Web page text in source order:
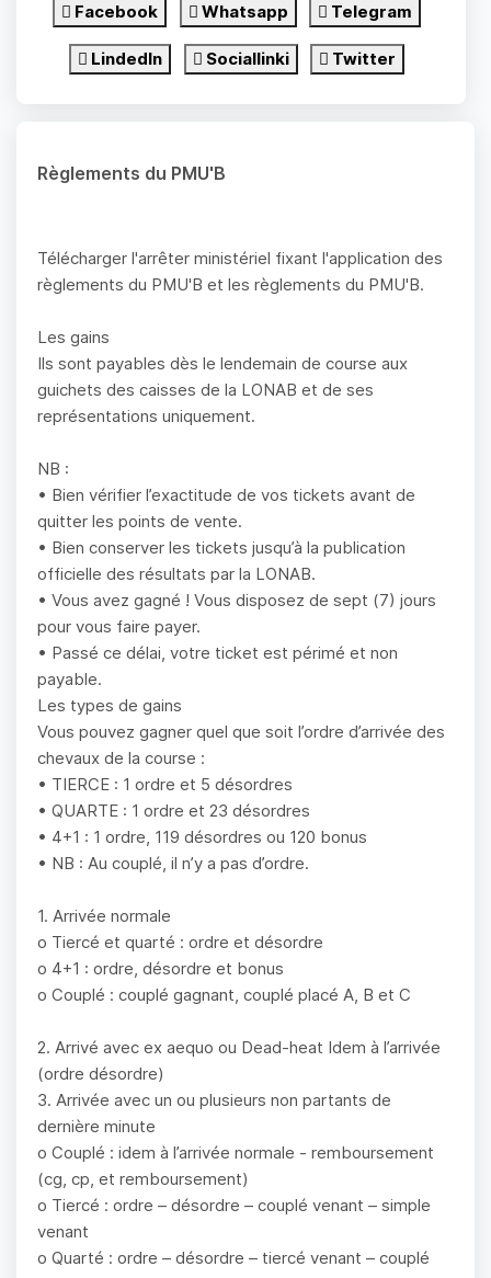
Facebook Whatsapp Telegram
LindedIn Sociallinki Twitter
Règlements du PMU'B
Télécharger l'arrêter ministériel fixant l'application des
règlements du PMU'B et les règlements du PMU'B.
Les gains
Ils sont payables dès le lendemain de course aux
guichets des caisses de la LONAB et de ses
représentations uniquement.
NB :
• Bien vérifier l’exactitude de vos tickets avant de
quitter les points de vente.
• Bien conserver les tickets jusqu’à la publication
officielle des résultats par la LONAB.
• Vous avez gagné ! Vous disposez de sept (7) jours
pour vous faire payer.
• Passé ce délai, votre ticket est périmé et non
payable.
Les types de gains
Vous pouvez gagner quel que soit l’ordre d’arrivée des
chevaux de la course :
• TIERCE : 1 ordre et 5 désordres
• QUARTE : 1 ordre et 23 désordres
• 4+1 : 1 ordre, 119 désordres ou 120 bonus
• NB : Au couplé, il n’y a pas d’ordre.
1. Arrivée normale
o Tiercé et quarté : ordre et désordre
o 4+1 : ordre, désordre et bonus
o Couplé : couplé gagnant, couplé placé A, B et C
2. Arrivé avec ex aequo ou Dead-heat Idem à l’arrivée
(ordre désordre)
3. Arrivée avec un ou plusieurs non partants de
dernière minute
o Couplé : idem à l’arrivée normale - remboursement
(cg, cp, et remboursement)
o Tiercé : ordre – désordre – couplé venant – simple
venant
o Quarté : ordre – désordre – tiercé venant – couplé